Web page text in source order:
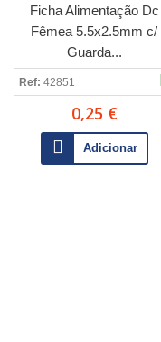
Ficha Alimentação Dc
Fêmea 5.5x2.5mm c/
Guarda...
Ref: 42851
0,25 €
Adicionar